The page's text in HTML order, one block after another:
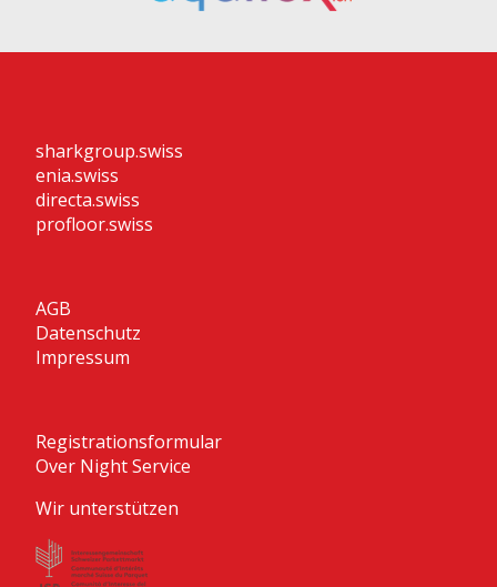
sharkgroup.swiss
enia.swiss
directa.swiss
profloor.swiss
AGB
Datenschutz
Impressum
Registrationsformular
Over Night Service
Wir unterstützen